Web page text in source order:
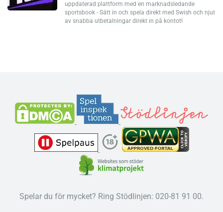
uppdaterad plattform med en marknadsledande
sportsbook - Sätt in och spela direkt med Swish och njut
av snabba utbetalningar direkt in på kontot!
Spelar du för mycket? Ring Stödlinjen: 020-81 91 00.